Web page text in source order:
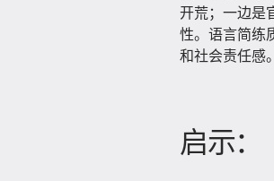
开荒；一边是
性。语言简练
和社会责任感。
启示：